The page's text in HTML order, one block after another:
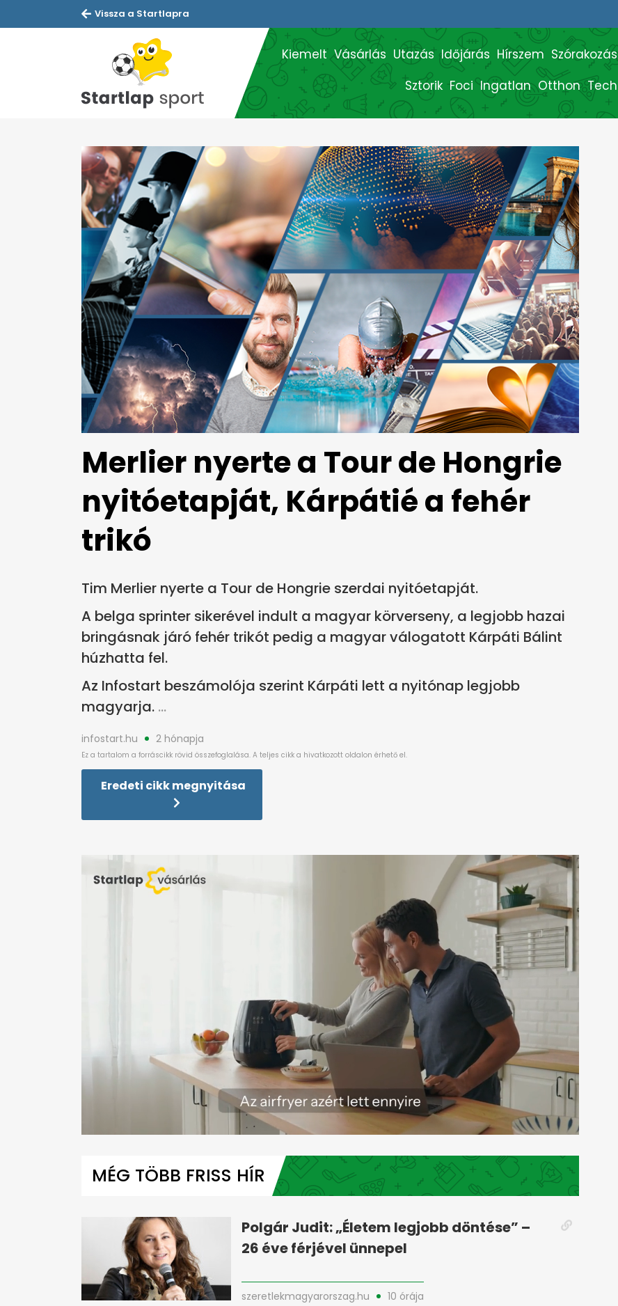
Vissza a Startlapra
Kiemelt Vásárlás Utazás Időjárás Hírszem Szórakozás
Sztorik Foci Ingatlan Otthon Tech
Merlier nyerte a Tour de Hongrie
nyitóetapját, Kárpátié a fehér
trikó
Tim Merlier nyerte a Tour de Hongrie szerdai nyitóetapját.
A belga sprinter sikerével indult a magyar körverseny, a legjobb hazai
bringásnak járó fehér trikót pedig a magyar válogatott Kárpáti Bálint
húzhatta fel.
Az Infostart beszámolója szerint Kárpáti lett a nyitónap legjobb
magyarja.
infostart.hu 2 hónapja
Eredeti cikk megnyitása
minutes,
MÉG TÖBB FRISS HÍR
Polgár Judit: „Életem legjobb döntése” –
26 éve férjével ünnepel
szeretlekmagyarorszag.hu 10 órája